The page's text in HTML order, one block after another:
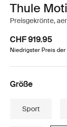
Thule
Preisgekrönte,
CHF 919.95
Niedrigster Preis
Größe
Sport